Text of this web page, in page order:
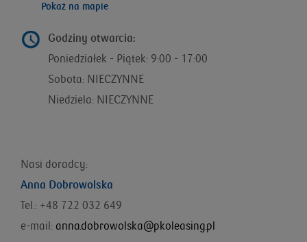
Pokaż na mapie
Godziny otwarcia:
Poniedziałek - Piątek: 9:00 - 17:00
Sobota: NIECZYNNE
Niedziela: NIECZYNNE
Nasi doradcy:
Anna Dobrowolska
Tel.: +48 722 032 649
e-mail: anna.dobrowolska@pkoleasing.pl